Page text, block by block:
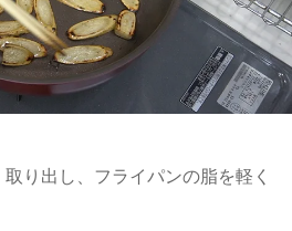
り出し、フライパンの脂を軽く